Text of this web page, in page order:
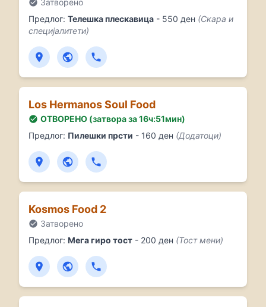
Затворено
Предлог: Телешка плескавица - 550 ден (Скара и
специјалитети)
Los Hermanos Soul Food
ОТВОРЕНО (затвора за 16ч:51мин)
Предлог: Пилешки прсти - 160 ден (Додатоци)
Kosmos Food 2
Затворено
Предлог: Мега гиро тост - 200 ден (Тост мени)
Hashtag Burger - Струмица
Loven Restorant Belasica -
Mia Milano - Pizza
Picerija Buongiorno -
Pizza Restorant Tomas-
Pizza Slice - Струмица
The Public - Lounge ,